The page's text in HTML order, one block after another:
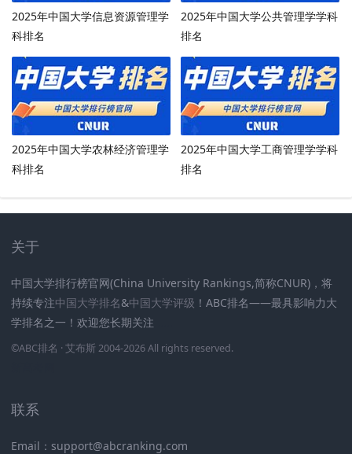
2025年中国大学信息资源管理学
科排名
2025年中国大学公共管理学学科
排名
2025年中国大学农林经济管理学
科排名
2025年中国大学工商管理学学科
排名
关于
中国大学排行榜官网(China University Rankings,简称CNUR)，将
持续专注中国大学排名&中国大学评级 ！ABC排名——最具影响力大
学排名之一！欢迎您长期关注
©ABC排名 · 艾布斯 2004-2026 All rights reserved.
联系
Email：support@abcranking.com